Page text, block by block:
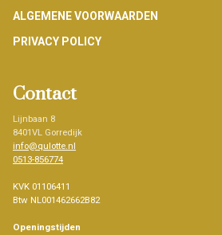
Footer
ALGEMENE VOORWAARDEN
PRIVACY POLICY
Contact
Lijnbaan 8
8401VL Gorredijk
info@qulotte.nl
0513-856774
KVK 01106411
Btw NL001462662B82
Openingstijden